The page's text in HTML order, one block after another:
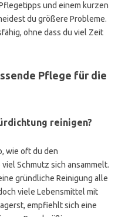
und einem kurzen
du größere Probleme.
ohne dass du viel Zeit
Pflege für die
reinigen?
wie oft du den
Schmutz sich ansammelt.
gründliche Reinigung alle
viele Lebensmittel mit
empfiehlt sich eine